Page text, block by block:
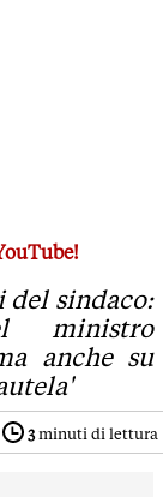
del sindaco:
ministro
anche su
3minuti di lettura